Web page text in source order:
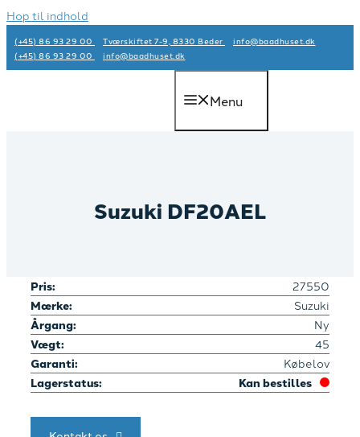
Hop til indhold
(+45) 86 93 29 00 Tværskiftet 7-9, 8330 Beder
info@baadhuset.dk​
(+45) 86 93 29 00
info@baadhuset.dk​
Menu
Suzuki DF20AEL
Pris: 27550
Mærke: Suzuki
Årgang: Ny
Vægt: 45
Garanti: Købelov
Lagerstatus: Kan bestilles